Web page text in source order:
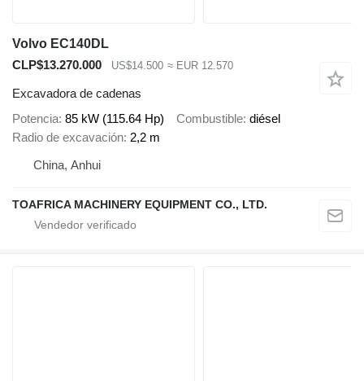
Volvo EC140DL
CLP$13.270.000
US$14.500 ≈ EUR 12.570
Excavadora de cadenas
Potencia 85 kW (115.64 Hp) Combustible diésel
Radio de excavación 2,2 m
China, Anhui
TOAFRICA MACHINERY EQUIPMENT CO., LTD.